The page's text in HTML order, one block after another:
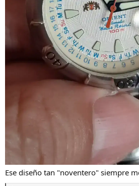
Ese diseño tan "noventero" siempre